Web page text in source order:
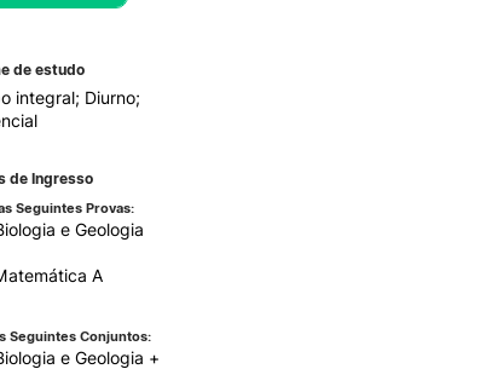
de estudo
integral; Diurno;
de Ingresso
Seguintes Provas:
e Geologia
A
Seguintes Conjuntos:
e Geologia +